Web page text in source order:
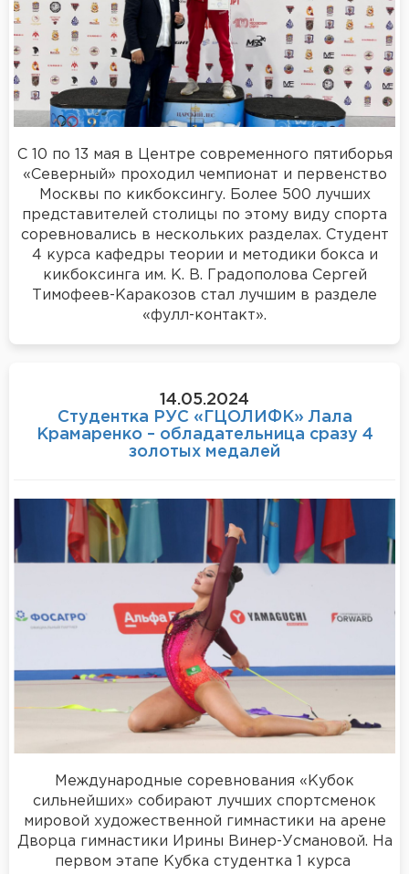
С 10 по 13 мая в Центре современного пятиборья
«Северный» проходил чемпионат и первенство
Москвы по кикбоксингу. Более 500 лучших
представителей столицы по этому виду спорта
соревновались в нескольких разделах. Студент
4 курса кафедры теории и методики бокса и
кикбоксинга им. К. В. Градополова Сергей
Тимофеев-Каракозов стал лучшим в разделе
«фулл-контакт».
14.05.2024
Студентка РУС «ГЦОЛИФК» Лала
Крамаренко – обладательница сразу 4
золотых медалей
Международные соревнования «Кубок
сильнейших» собирают лучших спортсменок
мировой художественной гимнастики на арене
Дворца гимнастики Ирины Винер-Усмановой. На
первом этапе Кубка студентка 1 курса